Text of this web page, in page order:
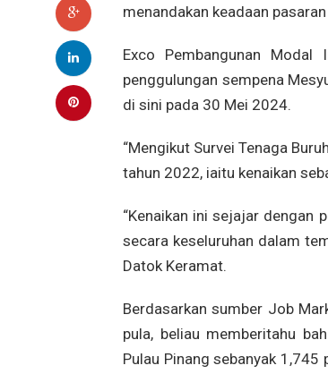
menandakan keadaan
Exco Pembangunan
penggulungan sempena
di sini pada 30 Mei 2024.
“Mengikut Survei Tenaga
tahun 2022, iaitu kenaikan
“Kenaikan ini sejajar dengan
secara keseluruhan dalam
Datok Keramat.
Berdasarkan sumber Job
pula, beliau memberitahu
Pulau Pinang sebanyak